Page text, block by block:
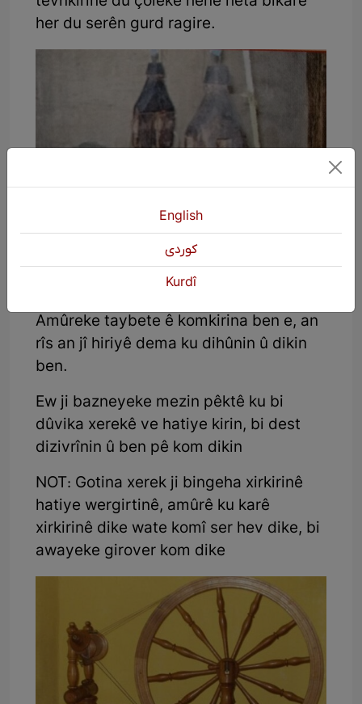
her du serên gurd ragire.
Amûreke taybete ê komkirina ben e, an
rîs an jî hiriyê dema ku dihûnin û dikin
ben.
Ew ji bazneyeke mezin pêktê ku bi
dûvika xerekê ve hatiye kirin, bi dest
dizivrînin û ben pê kom dikin
NOT: Gotina xerek ji bingeha xirkirinê
hatiye wergirtinê, amûrê ku karê
xirkirinê dike wate komî ser hev dike, bi
awayeke girover kom dike
English
كوردی
Kurdî